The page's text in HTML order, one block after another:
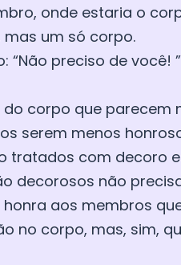
onde estaria o
mas um só corpo.
“Não preciso de
corpo que parecem
serem menos
tratados com decoro
decorosos não
aos membros
no corpo, mas, sim,